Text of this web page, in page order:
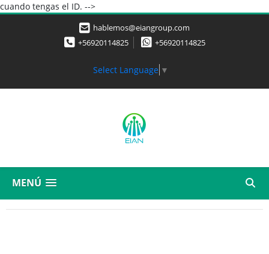
cuando tengas el ID. -->
hablemos@eiangroup.com
+56920114825
+56920114825
Select Language ▼
MENÚ